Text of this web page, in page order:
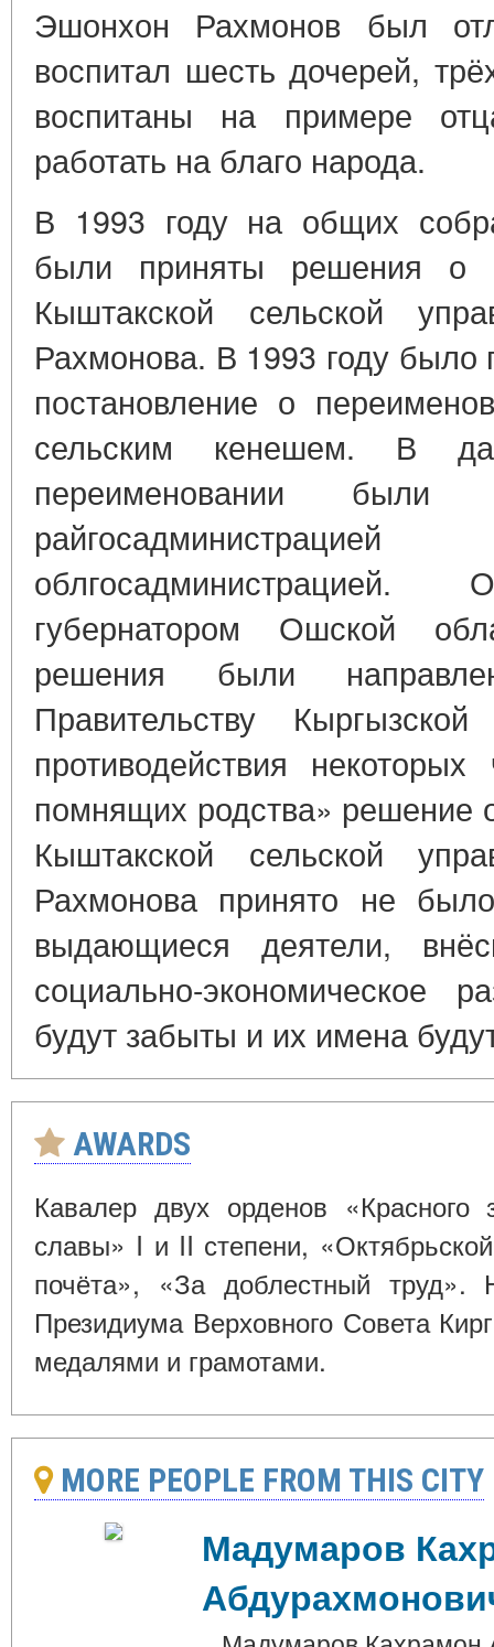
Эшонхон Рахмонов был
воспитал шесть дочерей,
воспитаны на примере
работать на благо народа.
В 1993 году на общих
были приняты решения о
Кыштакской сельской
Рахмонова. В 1993 году было
постановление о
сельским кенешем. В
переименовании были
губернатором Ошской
решения были
Правительству
противодействия
помнящих родства» решение
Кыштакской сельской
Рахмонова принято не
выдающиеся деятели,
социально-экономическое
будут забыты и их имена
AWARDS
Кавалер двух орденов «Красного
славы» I и II степени,
почёта», «За доблестный труд».
Президиума Верховного Совета
медалями и грамотами.
MORE PEOPLE FROM THIS CITY
Мадумаров